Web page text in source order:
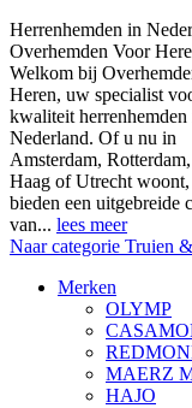
Herrenhemden in
Overhemden Voor
Welkom bij
Heren, uw specialist
kwaliteit herrenhemden
Nederland. Of u nu in
Amsterdam,
Haag of Utrecht
bieden een uitgebreide
van... lees meer
Naar categorie Truien
Merken
OLYMP
MAERZ
HAJO